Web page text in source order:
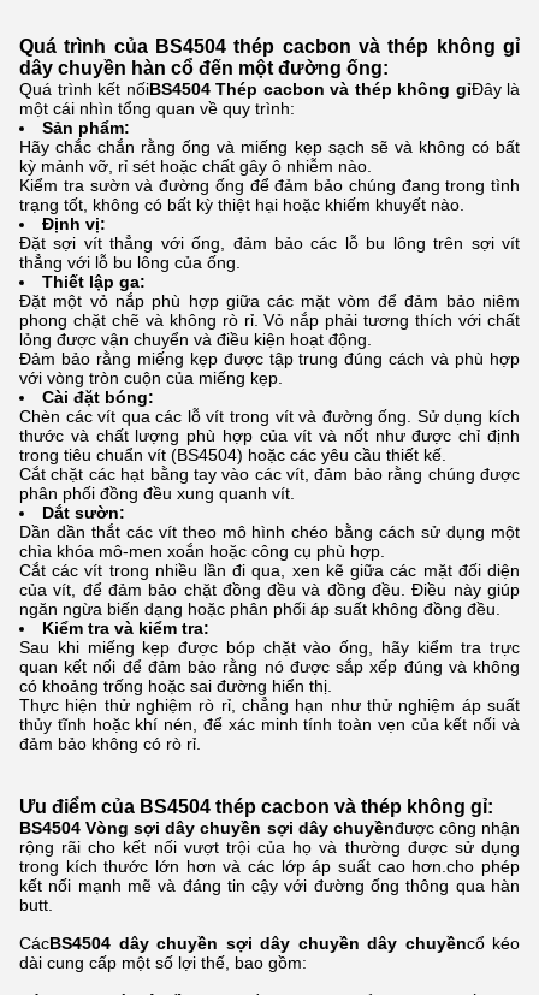
Quá trình của BS4504 thép cacbon và thép không gỉ
dây chuyền hàn cổ đến một đường ống:
Quá trình kết nốiBS4504 Thép cacbon và thép không gỉĐây là
một cái nhìn tổng quan về quy trình:
Sản phẩm:
Hãy chắc chắn rằng ống và miếng kẹp sạch sẽ và không có bất
kỳ mảnh vỡ, rỉ sét hoặc chất gây ô nhiễm nào.
Kiểm tra sườn và đường ống để đảm bảo chúng đang trong tình
trạng tốt, không có bất kỳ thiệt hại hoặc khiếm khuyết nào.
Định vị:
Đặt sợi vít thẳng với ống, đảm bảo các lỗ bu lông trên sợi vít
thẳng với lỗ bu lông của ống.
Thiết lập ga:
Đặt một vỏ nắp phù hợp giữa các mặt vòm để đảm bảo niêm
phong chặt chẽ và không rò rỉ. Vỏ nắp phải tương thích với chất
lỏng được vận chuyển và điều kiện hoạt động.
Đảm bảo rằng miếng kẹp được tập trung đúng cách và phù hợp
với vòng tròn cuộn của miếng kẹp.
Cài đặt bóng:
Chèn các vít qua các lỗ vít trong vít và đường ống. Sử dụng kích
thước và chất lượng phù hợp của vít và nốt như được chỉ định
trong tiêu chuẩn vít (BS4504) hoặc các yêu cầu thiết kế.
Cắt chặt các hạt bằng tay vào các vít, đảm bảo rằng chúng được
phân phối đồng đều xung quanh vít.
Dắt sườn:
Dần dần thắt các vít theo mô hình chéo bằng cách sử dụng một
chìa khóa mô-men xoắn hoặc công cụ phù hợp.
Cắt các vít trong nhiều lần đi qua, xen kẽ giữa các mặt đối diện
của vít, để đảm bảo chặt đồng đều và đồng đều. Điều này giúp
ngăn ngừa biến dạng hoặc phân phối áp suất không đồng đều.
Kiểm tra và kiểm tra:
Sau khi miếng kẹp được bóp chặt vào ống, hãy kiểm tra trực
quan kết nối để đảm bảo rằng nó được sắp xếp đúng và không
có khoảng trống hoặc sai đường hiển thị.
Thực hiện thử nghiệm rò rỉ, chẳng hạn như thử nghiệm áp suất
thủy tĩnh hoặc khí nén, để xác minh tính toàn vẹn của kết nối và
đảm bảo không có rò rỉ.
Ưu điểm của BS4504 thép cacbon và thép không gỉ:
BS4504 Vòng sợi dây chuyền sợi dây chuyềnđược công nhận
rộng rãi cho kết nối vượt trội của họ và thường được sử dụng
trong kích thước lớn hơn và các lớp áp suất cao hơn.cho phép
kết nối mạnh mẽ và đáng tin cậy với đường ống thông qua hàn
butt.
CácBS4504 dây chuyền sợi dây chuyền dây chuyềncổ kéo
dài cung cấp một số lợi thế, bao gồm: